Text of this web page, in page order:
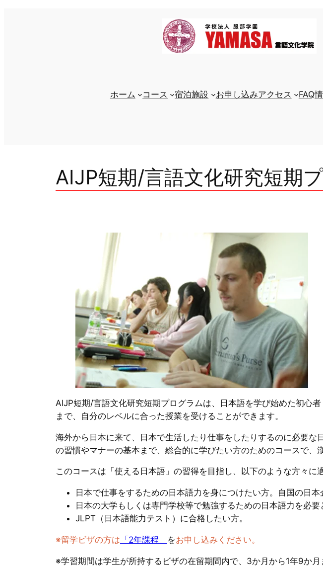
ホーム コース 宿泊施設 お申し込みアクセス FAQ
AIJP短期/言語文化研究短期
AIJP短期/言語文化研究短期プログラムは、日本語を学び始めた初心
まで、自分のレベルに合った授業を受けることができます。
海外から日本に来て、日本で生活したり仕事をしたりするのに必要
の習慣やマナーの基本まで、総合的に学びたい方のためのコースで、
このコースは「使える日本語」の習得を目指し、以下のような方々に
日本で仕事をするための日本語力を身につけたい方。自国の日
日本の大学もしくは専門学校等で勉強するための日本語力を必要
JLPT（日本語能力テスト）に合格したい方。
※留学ビザの方は 「2年課程」 をお申し込みください。
※学習期間は学生が所持するビザの在留期間内で、3か月から1年9か月